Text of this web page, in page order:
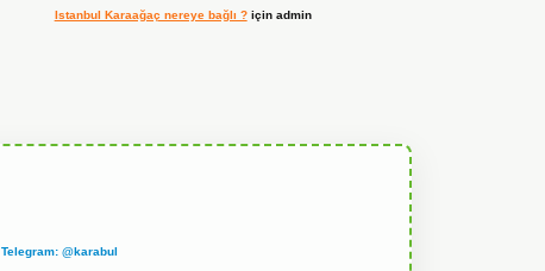
Istanbul Karaağaç nereye bağlı ?için admin
Telegram: @karabul